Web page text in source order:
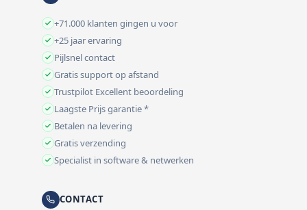
+71.000 klanten gingen u voor
+25 jaar ervaring
Pijlsnel contact
Gratis support op afstand
Trustpilot Excellent beoordeling
Laagste Prijs garantie *
Betalen na levering
Gratis verzending
Specialist in software & netwerken
CONTACT